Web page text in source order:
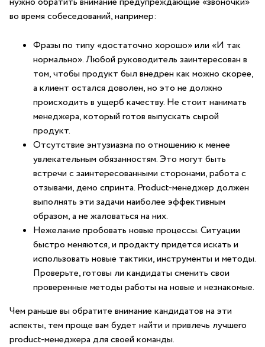
во время собеседований, например:
Фразы по типу «достаточно хорошо» или «И так
нормально». Любой руководитель заинтересован в
том, чтобы продукт был внедрен как можно скорее,
а клиент остался доволен, но это не должно
происходить в ущерб качеству. Не стоит нанимать
менеджера, который готов выпускать сырой
продукт.
Отсутствие энтузиазма по отношению к менее
увлекательным обязанностям. Это могут быть
встречи с заинтересованными сторонами, работа с
отзывами, демо спринта. Product-менеджер должен
выполнять эти задачи наиболее эффективным
образом, а не жаловаться на них.
Нежелание пробовать новые процессы. Ситуации
быстро меняются, и продакту придется искать и
использовать новые тактики, инструменты и методы.
Проверьте, готовы ли кандидаты сменить свои
проверенные методы работы на новые и незнакомые.
Чем раньше вы обратите внимание кандидатов на эти
аспекты, тем проще вам будет найти и привлечь лучшего
product-менеджера для своей команды.